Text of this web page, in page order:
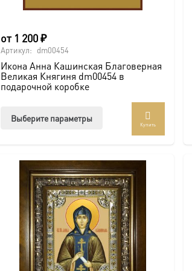
от 1 200₽
Артикул: dm00454
Икона Анна Кашинская Благоверная
Великая Княгиня dm00454 в
подарочной коробке
Выберите параметры
вариаций.
Опции
можно
выбрать
на
странице
товара.
Купить